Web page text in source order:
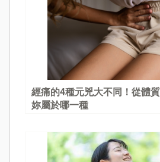
經痛的4種元兇大不同！從體
妳屬於哪一種